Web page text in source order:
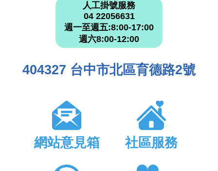
人工掛號服務
04 22056631
週一至週五:8:00-17:00
週六8:00-12:00
404327 台中市北區育德路2號
網站意見箱 社區服務